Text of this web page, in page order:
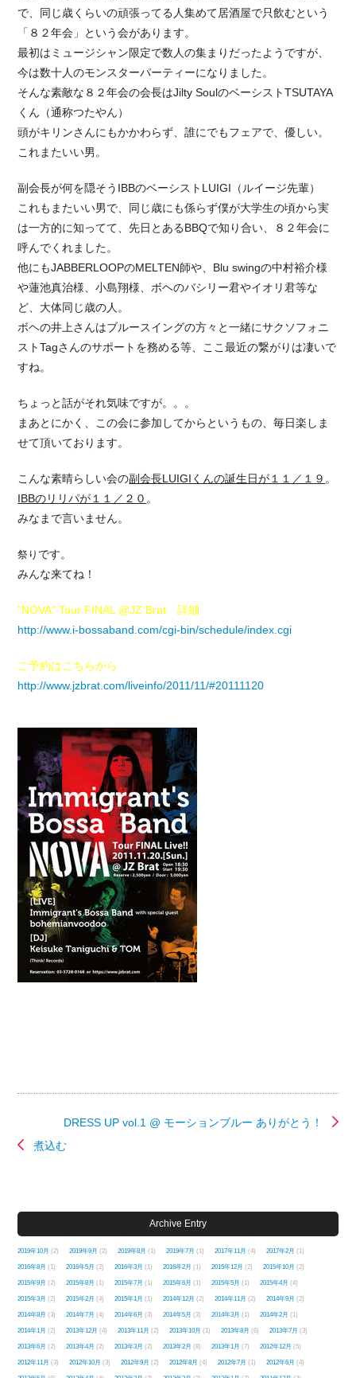
で、同じ歳くらいの頑張ってる人集めて居酒屋で只飲むという
「８２年会」という会があります。
最初はミュージシャン限定で数人の集まりだったようですが、
今は数十人のモンスターパーティーになりました。
そんな素敵な８２年会の会長はJilty SoulのベーシストTSUTAYA
くん（通称つたやん）
頭がキリンさんにもかかわらず、誰にでもフェアで、優しい。
これまたいい男。
副会長が何を隠そうIBBのベーシストLUIGI（ルイージ先輩）
これもまたいい男で、同じ歳にも係らず僕が大学生の頃から実
は一方的に知ってて、先日とあるBBQで知り合い、８２年会に
呼んでくれました。
他にもJABBERLOOPのMELTEN師や、Blu swingの中村裕介様
や蓮池真治様、小島翔様、ボヘのバシリー君やイオリ君等な
ど、大体同じ歳の人。
ボヘの井上さんはブルースイングの方々と一緒にサクソフォニ
ストTagさんのサポートを務める等、ここ最近の繋がりは凄いで
すね。
ちょっと話がそれ気味ですが。。。
まあとにかく、この会に参加してからというもの、毎日楽しま
せて頂いております。
こんな素晴らしい会の副会長LUIGIくんの誕生日が１１／１９ 。
IBBのリリパが１１／２０ 。
みなまで言いません。
祭り です。
みんな来てね！
"NOVA" Tour FINAL @JZ Brat 詳細
http://www.i-bossaband.com/cgi-bin/schedule/index.cgi
ご予約はこちらから
http://www.jzbrat.com/liveinfo/2011/11/#20111120
DRESS UP vol.1 @ モーションブルー ありがとう！
煮込む
Archive Entry
2019年10月 (2) 2019年9月 (2) 2019年8月 (1) 2019年7月 (1) 2017年11月 (4) 2017年2月 (1)
2016年8月 (1) 2016年5月 (2) 2016年3月 (1) 2016年2月 (1) 2015年12月 (2) 2015年10月 (2)
2015年9月 (2) 2015年8月 (1) 2015年7月 (1) 2015年6月 (1) 2015年5月 (1) 2015年4月 (4)
2015年3月 (2) 2015年2月 (4) 2015年1月 (1) 2014年12月 (2) 2014年11月 (2) 2014年9月 (2)
2014年8月 (3) 2014年7月 (4) 2014年6月 (3) 2014年5月 (3) 2014年3月 (1) 2014年2月 (1)
2014年1月 (2) 2013年12月 (4) 2013年11月 (2) 2013年10月 (1) 2013年8月 (6) 2013年7月 (3)
2013年6月 (2) 2013年4月 (2) 2013年3月 (2) 2013年2月 (8) 2013年1月 (7) 2012年12月 (5)
2012年11月 (3) 2012年10月 (3) 2012年9月 (2) 2012年8月 (4) 2012年7月 (1) 2012年6月 (4)